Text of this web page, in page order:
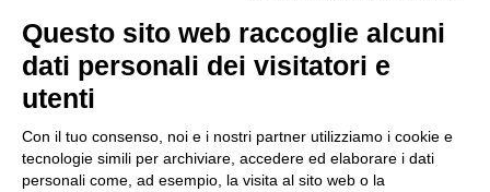
Importo netto (€):
Questo sito web raccoglie alcuni
dati personali dei visitatori e
utenti
Con il tuo consenso, noi e i nostri partner utilizziamo i cookie e
tecnologie simili per archiviare, accedere ed elaborare i dati
personali come, ad esempio, la visita al sito web o la